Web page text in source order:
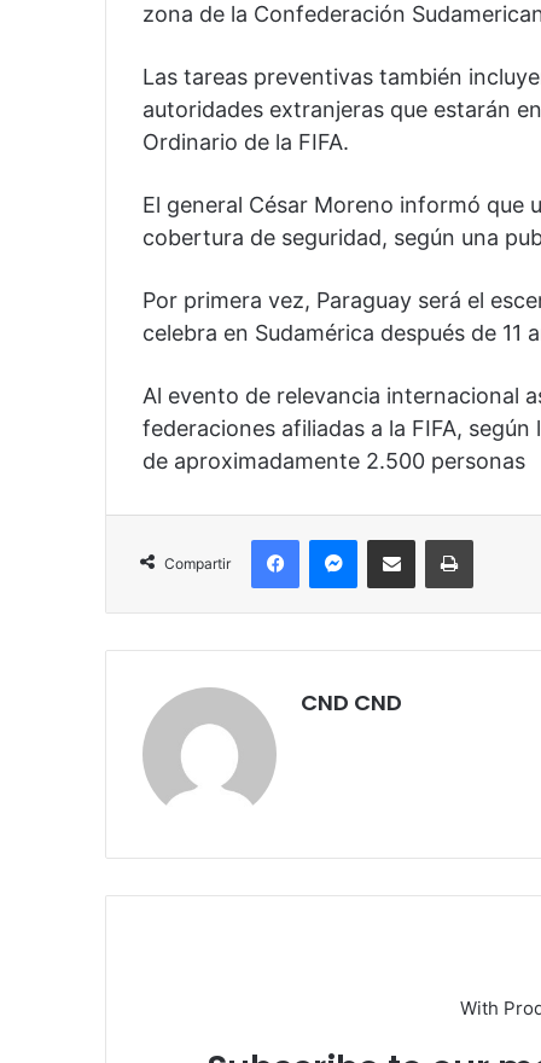
zona de la Confederación
Las tareas preventivas también
autoridades extranjeras que estarán
Ordinario de la FIFA.
El general César Moreno informó que
cobertura de seguridad, según una
Por primera vez, Paraguay será el
celebra en Sudamérica después de 11
Al evento de relevancia internacional
federaciones afiliadas a la FIFA,
de aproximadamente 2.500 personas
Compartir
CND CND
With